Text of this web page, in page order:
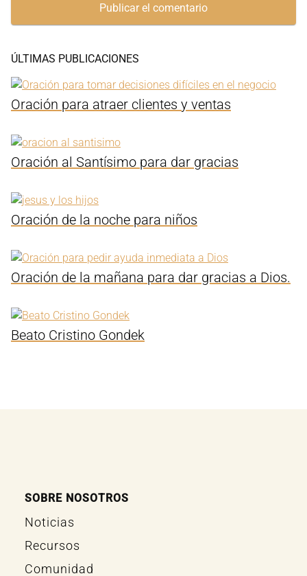
ÚLTIMAS PUBLICACIONES
Oración para atraer clientes y ventas
Oración al Santísimo para dar gracias
Oración de la noche para niños
Oración de la mañana para dar gracias a Dios.
Beato Cristino Gondek
SOBRE NOSOTROS
Noticias
Recursos
Comunidad